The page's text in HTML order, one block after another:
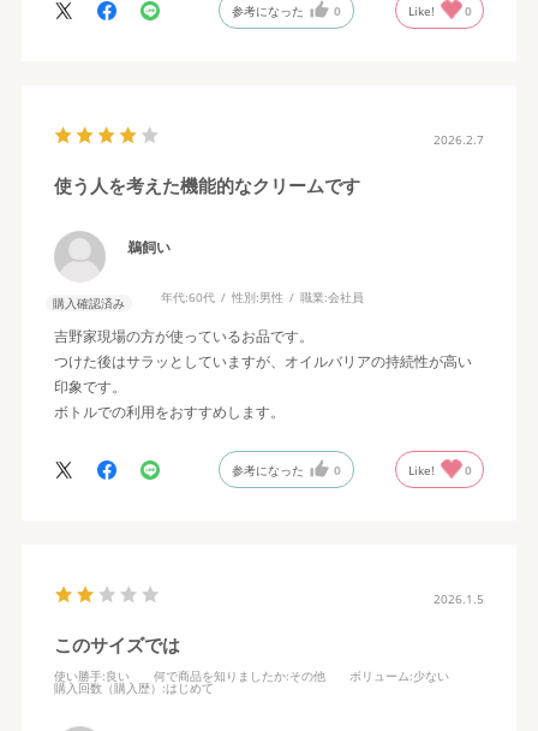
参考になった 0 Like! 0
2026.2.7
使う人を考えた機能的なクリームです
鵜飼い
購入確認済み 年代:60代 性別:男性 職業:会社員
吉野家現場の方が使っているお品です。
つけた後はサラッとしていますが、オイルバリアの持続性が高い
印象です。
ボトルでの利用をおすすめします。
参考になった 0 Like! 0
2026.1.5
このサイズでは
使い勝手:良い 何で商品を知りましたか:その他 ボリューム:少ない
購入回数（購入歴） :はじめて